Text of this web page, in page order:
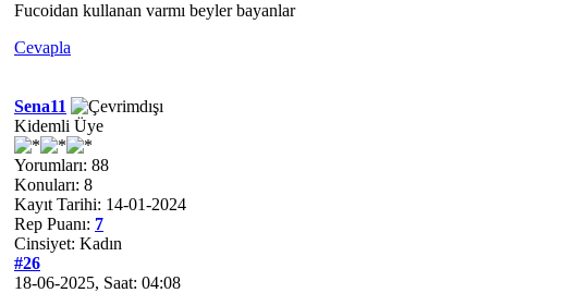
Fucoidan kullanan varmı beyler bayanlar
Cevapla
Sena11
Kidemli Üye
Yorumları: 88
Konuları: 8
Kayıt Tarihi: 14-01-2024
Rep Puanı: 7
Cinsiyet: Kadın
#26
18-06-2025, Saat: 04:08